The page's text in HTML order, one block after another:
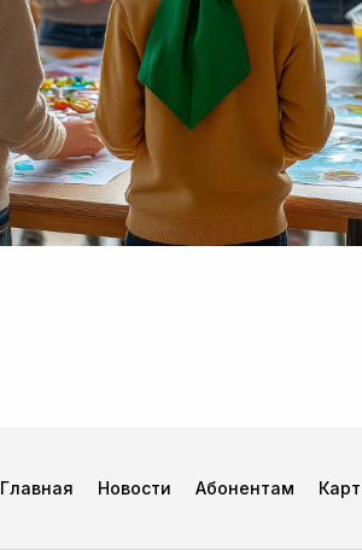
Главная Новости Абонентам